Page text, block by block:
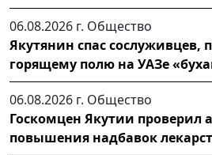
06.08.2026 г. Общество
Якутянин спас сослуживцев,
горящему полю на УАЗе
06.08.2026 г. Общество
Госкомцен Якутии проверил
повышения надбавок